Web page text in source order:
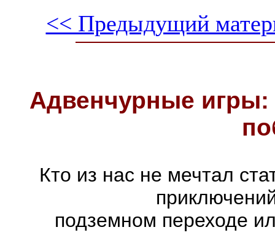
<< Предыдущий
Адвенчурные
Кто из нас не мечтал
подземном переходе